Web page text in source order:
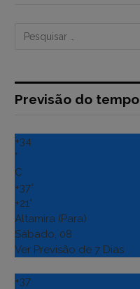
Previsão do tempo
+34
°
C
+37°
+21°
Altamira (Para)
Sábado, 08
Ver Previsão de 7 Dias
+37